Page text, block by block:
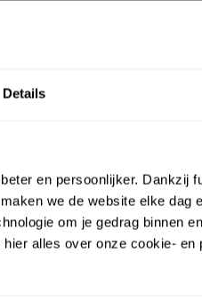
Details
en persoonlijker. Dankzij
we de website elke dag
om je gedrag binnen
alles over onze cookie-